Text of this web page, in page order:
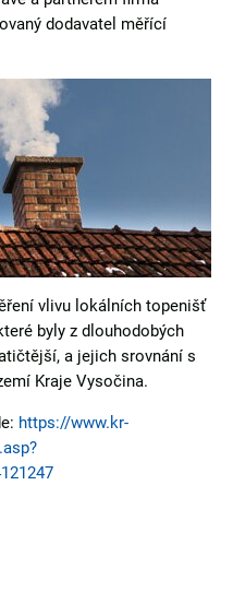
dodavatel měřící
vlivu lokálních topenišť
byly z dlouhodobých
a jejich srovnání s
Kraje Vysočina.
https://www.kr-